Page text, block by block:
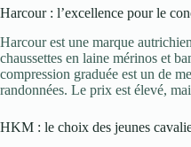
Harcour : l’excellence pour le
Harcour est une marque
chaussettes en laine mérinos et
compression graduée est un de
randonnées. Le prix est élevé,
HKM : le choix des jeunes